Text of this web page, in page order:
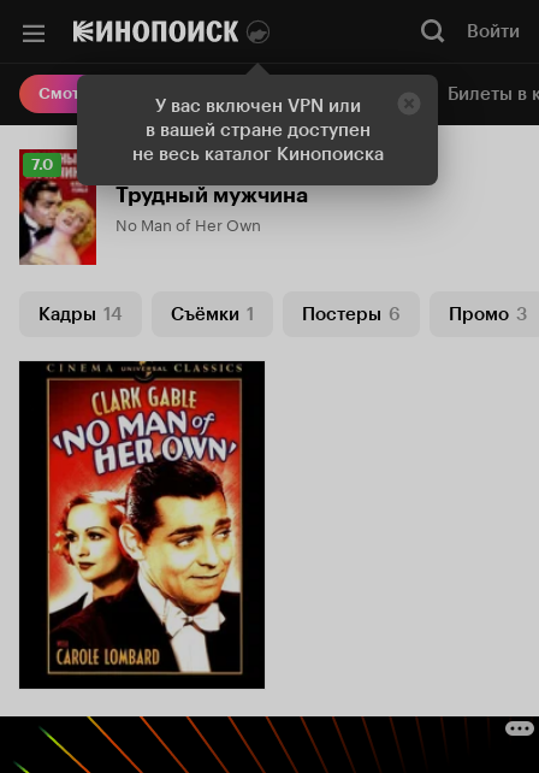
У вас включен VPN или
в вашей стране доступен
не весь каталог Кинопоиска
Войти
Смотреть кино Онлайн-кинотеатр Билеты в
Рейтинг
Кинопоиска
7.0
7.0
Трудный мужчина
No Man of Her Own
Кадры 14 Съёмки 1 Постеры 6 Промо 3